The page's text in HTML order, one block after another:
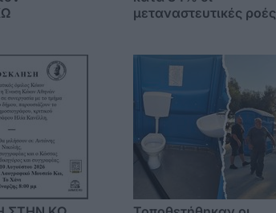
μεταναστευτικές ροές